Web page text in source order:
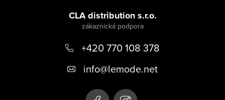
CLA distribution s.r.o.
+420 770 108 378
info@lemode.net